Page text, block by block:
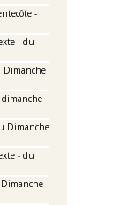
-
- du
Dimanche
Dimanche
- du